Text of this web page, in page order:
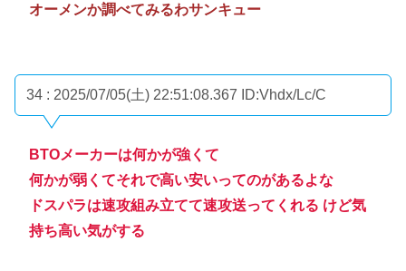
オーメンか調べてみるわサンキュー
34 : 2025/07/05(土) 22:51:08.367 ID:Vhdx/Lc/C
BTOメーカーは何かが強くて
何かが弱くてそれで高い安いってのがあるよな
ドスパラは速攻組み立てて速攻送ってくれる けど気
持ち高い気がする